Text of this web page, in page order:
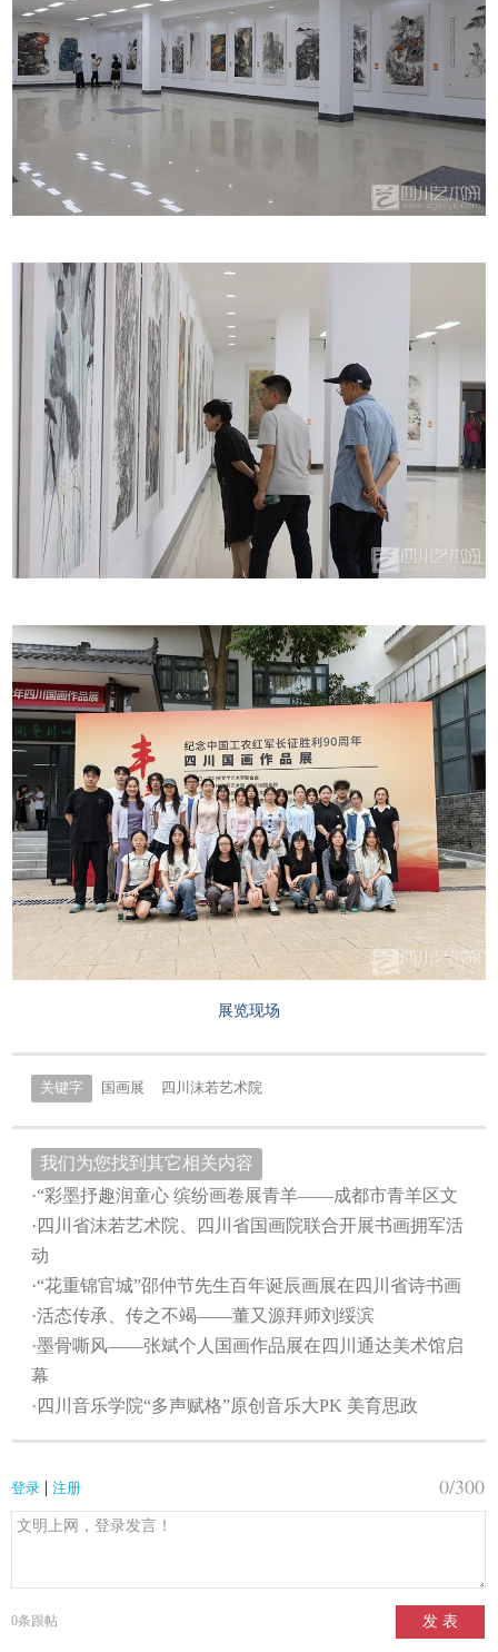
展览现场
关键字 国画展 四川沫若艺术院
我们为您找到其它相关内容
·“彩墨抒趣润童心 缤纷画卷展青羊——成都市青羊区文
·四川省沫若艺术院、四川省国画院联合开展书画拥军活
动
·“花重锦官城”邵仲节先生百年诞辰画展在四川省诗书画
·活态传承、传之不竭——董又源拜师刘绥滨
·墨骨嘶风——张斌个人国画作品展在四川通达美术馆启
幕
·四川音乐学院“多声赋格”原创音乐大PK 美育思政
登录 | 注册 0/300
0条跟帖 发 表